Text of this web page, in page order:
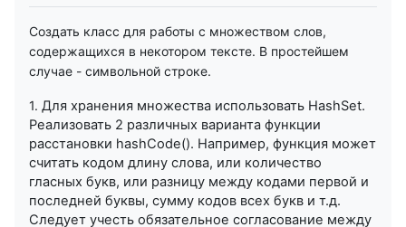
Создать класс для работы с множеством слов,
содержащихся в некотором тексте. В простейшем
случае - символьной строке.
1. Для хранения множества использовать HashSet.
Реализовать 2 различныx варианта функции
расстановки hashCode(). Например, функция может
считать кодом длину слова, или количество
гласных букв, или разницу между кодами первой и
последней буквы, сумму кодов всех букв и т.д.
Следует учесть обязательное согласование между